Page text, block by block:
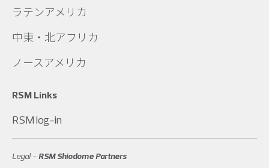
ラテンアメリカ
中東・北アフリカ
ノースアメリカ
RSM Links
RSM log-in
Legal -RSM Shiodome Partners